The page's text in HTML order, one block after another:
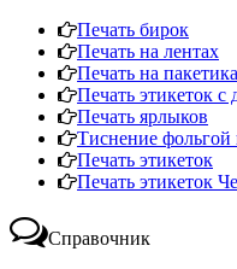
Печать бирок
Печать на лентах
Печать на
Печать этикеток с
Печать ярлыков
Тиснение фольгой
Печать этикеток
Печать этикеток
Справочник